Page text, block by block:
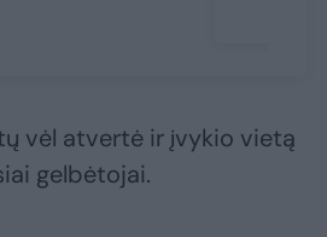
vėl atvertė ir įvykio vietą
gelbėtojai.